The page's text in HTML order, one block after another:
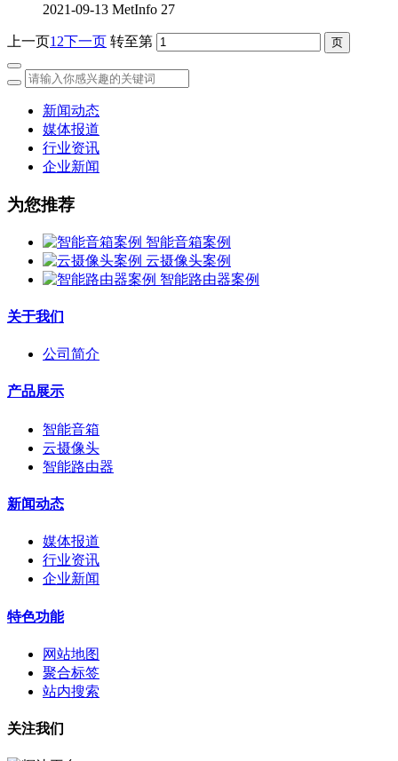
2021-09-13 MetInfo 27
上一页1 2下一页 转至第
新闻动态
媒体报道
行业资讯
企业新闻
为您推荐
智能音箱案例
云摄像头案例
智能路由器案例
关于我们
公司简介
产品展示
智能音箱
云摄像头
智能路由器
新闻动态
媒体报道
行业资讯
企业新闻
特色功能
网站地图
聚合标签
站内搜索
关注我们